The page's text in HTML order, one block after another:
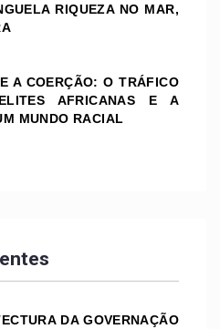
RIQUEZA NO MAR,
A COERÇÃO: O TRÁFICO
AFRICANAS E A
MUNDO RACIAL
DA GOVERNAÇÃO